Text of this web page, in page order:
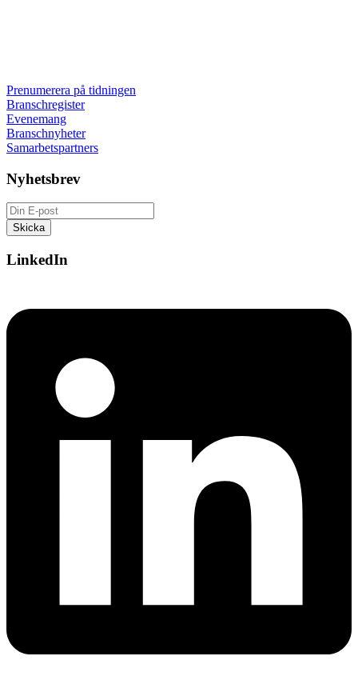
Prenumerera på tidningen
Branschregister
Evenemang
Branschnyheter
Samarbetspartners
Nyhetsbrev
LinkedIn